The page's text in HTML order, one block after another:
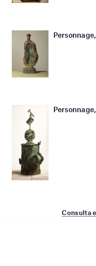
Personnage,
Consulta